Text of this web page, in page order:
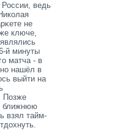
ведь
не
ключе,
й минуты
матча - в
нашёл в
выйти на
Позже
ближнюю
взял тайм-